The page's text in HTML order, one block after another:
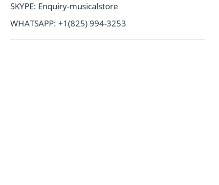
SKYPE: Enquiry-musicalstore
WHATSAPP: +1(825) 994-3253